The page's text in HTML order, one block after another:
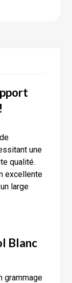
une
qualité.
excellente
large
Blanc
grammage